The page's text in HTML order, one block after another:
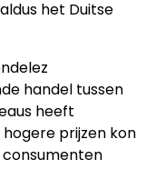
het Duitse
handel tussen
heeft
prijzen kon